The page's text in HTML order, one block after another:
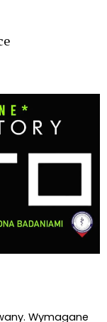
Wymagane